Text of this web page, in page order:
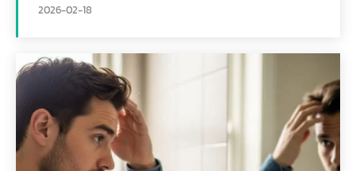
2026-02-18